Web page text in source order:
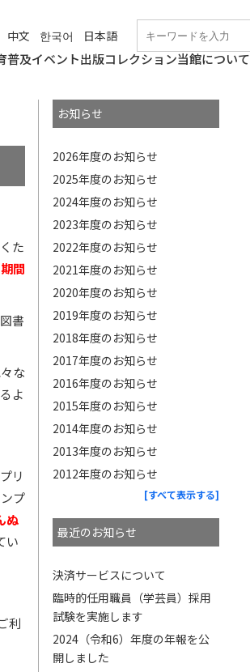
中文 한국어 日本語
普及
教育研究会
講演会等
イベント出版
館
ニュース
コレクション当館について
細
館の
た
期間
書
な
よ
リ
プ
ぬ
い
利
お知らせ
2026年度のお知らせ
2025年度のお知らせ
2024年度のお知らせ
2023年度のお知らせ
2022年度のお知らせ
2021年度のお知らせ
2020年度のお知らせ
2019年度のお知らせ
2018年度のお知らせ
2017年度のお知らせ
2016年度のお知らせ
2015年度のお知らせ
2014年度のお知らせ
2013年度のお知らせ
2012年度のお知らせ
[すべて表示する]
最近のお知らせ
決済サービスについて
臨時的任用職員（学芸員）採用
試験を実施します
2024（令和6）年度の年報を公
開しました